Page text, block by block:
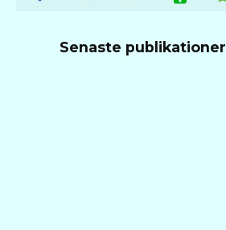
Senaste publikationer